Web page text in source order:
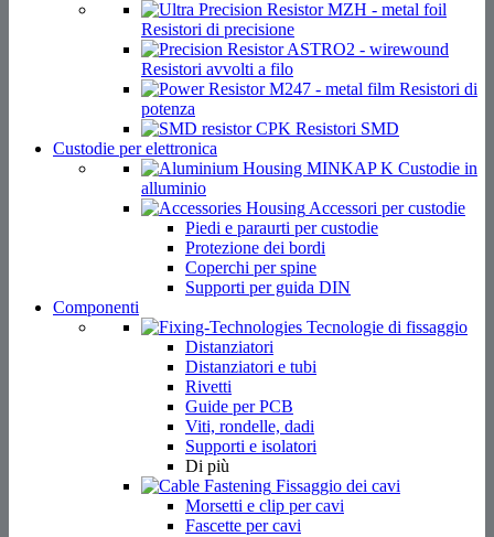
Resistori di precisione
Resistori avvolti a filo
Resistori di
potenza
Resistori SMD
Custodie per elettronica
Custodie in
alluminio
Accessori per custodie
Piedi e paraurti per custodie
Protezione dei bordi
Coperchi per spine
Supporti per guida DIN
Componenti
Tecnologie di fissaggio
Distanziatori
Distanziatori e tubi
Rivetti
Guide per PCB
Viti, rondelle, dadi
Supporti e isolatori
Di più
Fissaggio dei cavi
Morsetti e clip per cavi
Fascette per cavi